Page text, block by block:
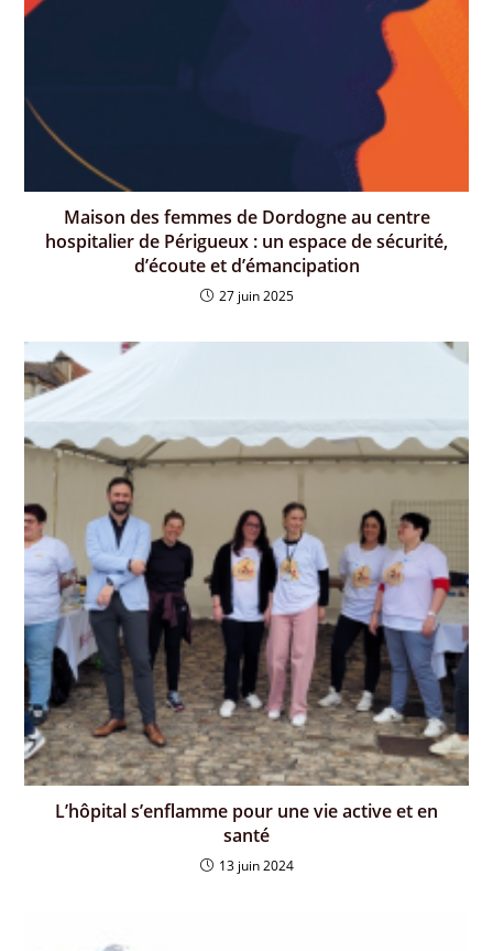
Maison des femmes de Dordogne au centre
hospitalier de Périgueux : un espace de sécurité,
d’écoute et d’émancipation
27 juin 2025
L’hôpital s’enflamme pour une vie active et en
santé
13 juin 2024